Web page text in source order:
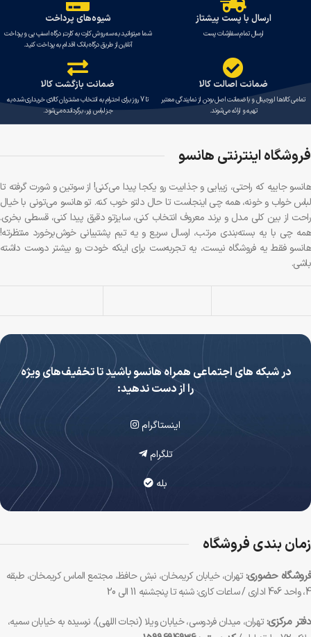
ارسال با پست پیشتاز
ارسال تمام سفارشات پست
شیوه‌های پرداخت
شما میتوانید به سه روش کارت به کارت, درگاه اسنپ پی و پرداخت
آنلاین از طریق درگاه بانک اقدام به پرداخت کنید.
ضمانت اصالت کالا
تمامی کالاها اورجینال و با ضمانت اصل بودن از نمایندگی معتبر
تهیه و ارائه می‌شوند.
ضمانت بازگشت کالا
تا 7 روز برای احترام به انتخاب مشتریان کالای خریداری شده به
جز لباس زیر، برگردانده می‌شود.
فروشگاه اینترنتی هانسو
هانسو جاییه که راحتی، زیبایی و جذابیت رو یکجا پیدا می‌کنی! از سوتین و شورت گرفته تا
لباس خواب و خونه، همه چی اینجاست تا حال دلتو خوب کنه. تو هانسو می‌تونی با خیال
راحت از بین کلی مدل و برند معروف انتخاب کنی، سایزتو دقیق پیدا کنی، قسطی بخری.
همه چی با یه بسته‌بندی مرتب، ارسال سریع و یه تیم پشتیبانی خوش‌برخورد منتظرته!
هانسو فقط یه فروشگاه نیست، یه تجربه‌ست برای اینکه خودت رو بیشتر دوست داشته
باشی.
در شبکه های اجتماعی همراه هانسو باشید تا تخفیف‌های ویژه
را از دست ندهید:
اینستاگرام
تلگرام
بله
زمان بندی فروشگاه
فروشگاه حضوری:تهران، خیابان کریمخان، نبش حافظ، مجتمع الماس کریمخان، طبقه
4، واحد 406 اداری / ساعات کاری: شنبه تا پنجشنبه 11 الی 20
دفتر مرکزی:تهران، میدان فردوسی، خیابان ویلا (نجات اللهی)، نرسیده به خیابان سمیه،